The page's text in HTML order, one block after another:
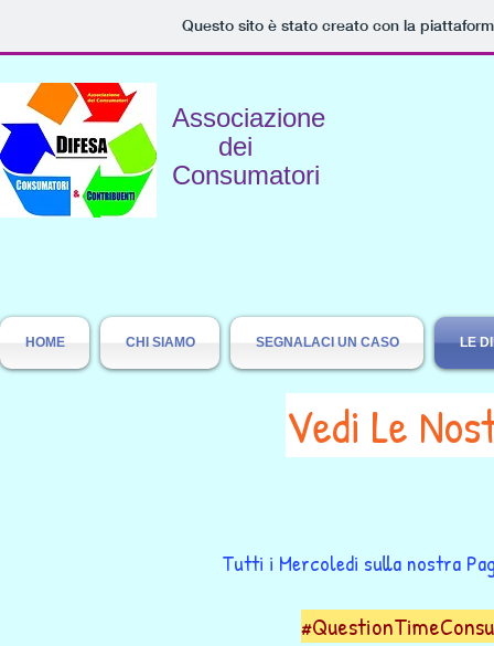
Questo sito è stato creato con la
Associazione
dei
Consumatori
HOME CHI SIAMO SEGNALACI UN CASO LE
Vedi Le
Tutti i Mercoledi sulla nostra